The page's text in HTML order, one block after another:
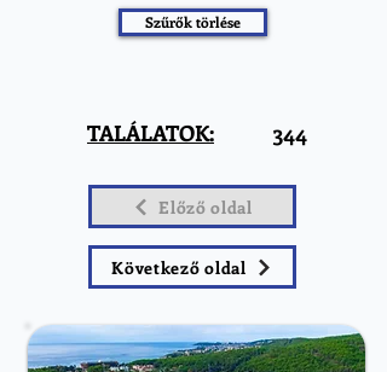
Szűrők törlése
TALÁLATOK: 344
Előző oldal
Következő oldal